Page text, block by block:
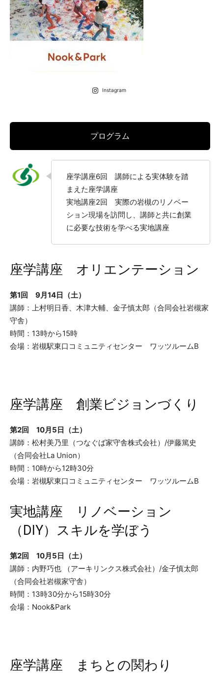
Instagram
プログラム
座学講座6回 講師による実体験を踏
まえた座学講座
実地講座2回 実際の岩槻のリノベー
ション現場を訪問し、講師と共に創業
に必要な技術を学べる実地講座
座学講座 オリエンテーション
第1回 9月14日（土）
講師：上村明日香、木津大輔、金子慎太郎（合同会社岩槻家
守舎）
時間：13時から15時
会場：岩槻駅東口コミュニティセンター ワッツルームB
座学講座 創業ビジョンづくり
第2回 10月5日（土）
講師：松村美乃里（つなぐば家守舎株式会社）/伊藤篤史
（合同会社La Union）
時間：10時から12時30分
会場：岩槻駅東口コミュニティセンター ワッツルームB
実地講座 リノベーション
（DIY）スキルを学ぼう
第2回 10月5日（土）
講師：内野巧也 （アーキリンクス株式会社）/金子慎太郎
（合同会社岩槻家守舎）
時間：13時30分から15時30分
会場：Nook&Park
座学講座 まちとの関わり